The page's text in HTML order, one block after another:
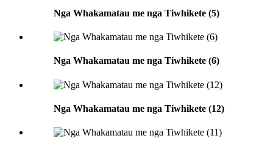
Nga Whakamatau me nga Tiwhikete (5)
Nga Whakamatau me nga Tiwhikete (6)
Nga Whakamatau me nga Tiwhikete (12)